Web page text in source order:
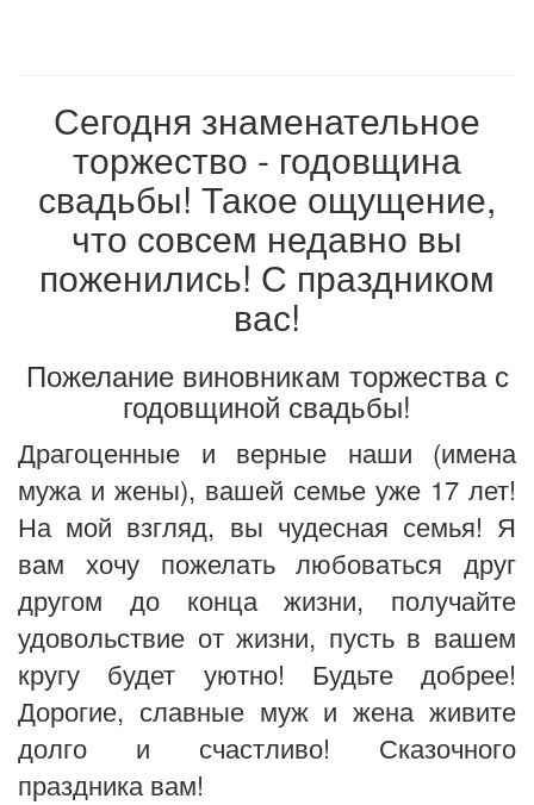
Сегодня знаменательное
торжество - годовщина
свадьбы! Такое ощущение,
что совсем недавно вы
поженились! С праздником
вас!
Пожелание виновникам торжества с
годовщиной свадьбы!
Драгоценные и верные наши (имена
мужа и жены), вашей семье уже 17 лет!
На мой взгляд, вы чудесная семья! Я
вам хочу пожелать любоваться друг
другом до конца жизни, получайте
удовольствие от жизни, пусть в вашем
кругу будет уютно! Будьте добрее!
Дорогие, славные муж и жена живите
долго и счастливо! Сказочного
праздника вам!